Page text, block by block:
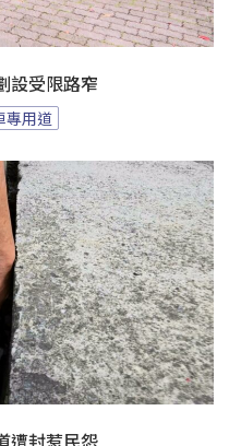
設受限路窄
專用道